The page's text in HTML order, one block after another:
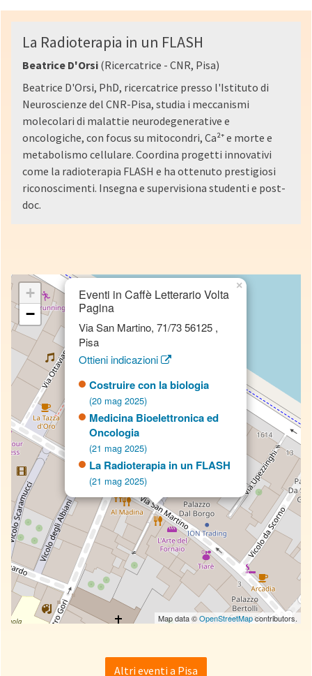
La Radioterapia in un FLASH
Beatrice D'Orsi (Ricercatrice - CNR, Pisa)
Beatrice D'Orsi, PhD, ricercatrice presso l'Istituto di
Neuroscienze del CNR-Pisa, studia i meccanismi
molecolari di malattie neurodegenerative e
oncologiche, con focus su mitocondri, Ca²⁺ e morte e
metabolismo cellulare. Coordina progetti innovativi
come la radioterapia FLASH e ha ottenuto prestigiosi
riconoscimenti. Insegna e supervisiona studenti e post-
doc.
Eventi in Caffè Letterario Volta
Pagina
Via San Martino, 71/73 56125 ,
Pisa
Ottieni indicazioni
Costruire con la biologia
(20 mag 2025)
Medicina Bioelettronica ed
Oncologia
(21 mag 2025)
La Radioterapia in un FLASH
(21 mag 2025)
×
+
−
Map data ©OpenStreetMapcontributors.
Altri eventi a Pisa